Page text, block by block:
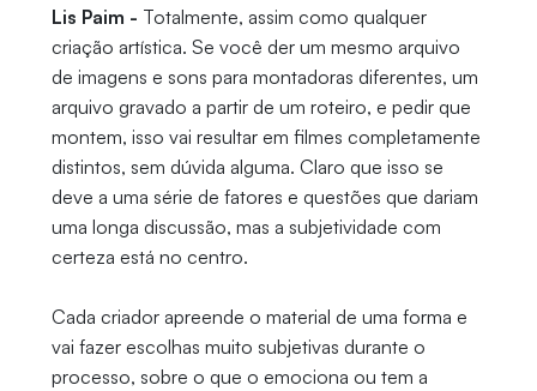
Lis Paim - Totalmente, assim como qualquer
criação artística. Se você der um mesmo arquivo
de imagens e sons para montadoras diferentes, um
arquivo gravado a partir de um roteiro, e pedir que
montem, isso vai resultar em filmes completamente
distintos, sem dúvida alguma. Claro que isso se
deve a uma série de fatores e questões que dariam
uma longa discussão, mas a subjetividade com
certeza está no centro.
Cada criador apreende o material de uma forma e
vai fazer escolhas muito subjetivas durante o
processo, sobre o que o emociona ou tem a